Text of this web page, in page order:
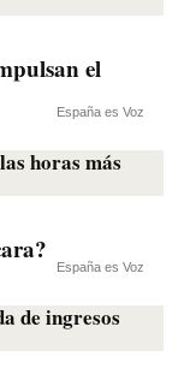
el
España es Voz
España es Voz